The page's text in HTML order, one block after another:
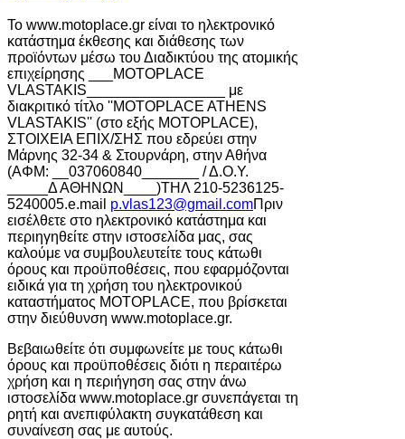
Το www.motoplace.gr είναι το ηλεκτρονικό
κατάστημα έκθεσης και διάθεσης των
προϊόντων μέσω του Διαδικτύου της ατομικής
επιχείρησης ___MOTOPLACE
VLASTAKIS_________________ με
διακριτικό τίτλο ''MOTOPLACE ATHENS
VLASTAKIS'' (στο εξής MOTOPLACE),
ΣΤΟΙΧΕΙΑ ΕΠΙΧ/ΣΗΣ που εδρεύει στην
Μάρνης 32-34 & Στουρνάρη, στην Αθήνα
(ΑΦΜ: __037060840_______ / Δ.Ο.Υ.
_____Δ ΑΘΗΝΩΝ
____)THΛ 210-5236125-
5240005.e.mail p.vlas123@gmail.comΠριν
εισέλθετε στο ηλεκτρονικό κατάστημα και
περιηγηθείτε στην ιστοσελίδα μας, σας
καλούμε να συμβουλευτείτε τους κάτωθι
όρους και προϋποθέσεις, που εφαρμόζονται
ειδικά για τη χρήση του ηλεκτρονικού
καταστήματος MOTOPLACE, που βρίσκεται
στην διεύθυνση www.motoplace.gr.
Βεβαιωθείτε ότι συμφωνείτε με τους κάτωθι
όρους και προϋποθέσεις διότι η περαιτέρω
χρήση και η περιήγηση σας στην άνω
ιστοσελίδα www.motoplace.gr συνεπάγεται τη
ρητή και ανεπιφύλακτη συγκατάθεση και
συναίνεση σας με αυτούς.